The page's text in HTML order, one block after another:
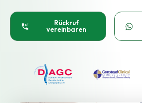
Rückruf
vereinbaren